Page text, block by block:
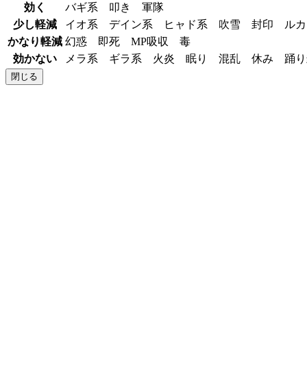
効く
バギ系 叩き 軍隊
少し軽減
イオ系 デイン系 ヒャド系 吹雪 封印 ル
かなり軽減 幻惑 即死 MP吸収 毒
効かない
メラ系 ギラ系 火炎 眠り 混乱 休み 踊
閉じる